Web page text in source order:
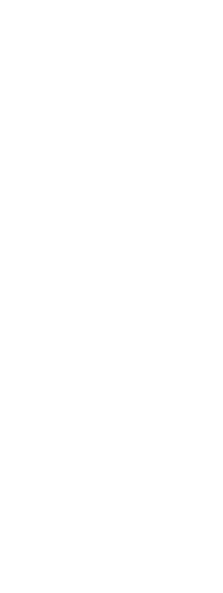
Vương ,phường 4,
bạn nắm rõ: Củi là
chỉ vừa đủ nệm ( vì là
trống để đồ, thư
nhưng rất mới & sạch
cho 01 nhóm bạn ở
KHÔNG CÓ PHÒNG
lễ như nhau nha .